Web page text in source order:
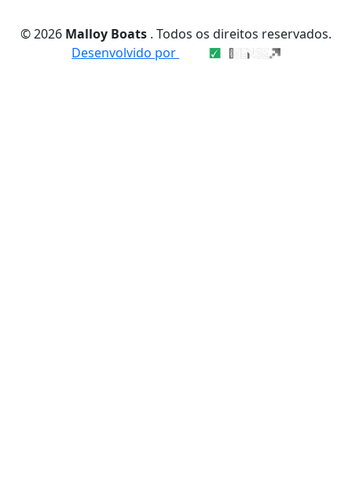
© 2026 Malloy Boats . Todos os direitos reservados.
Desenvolvido por